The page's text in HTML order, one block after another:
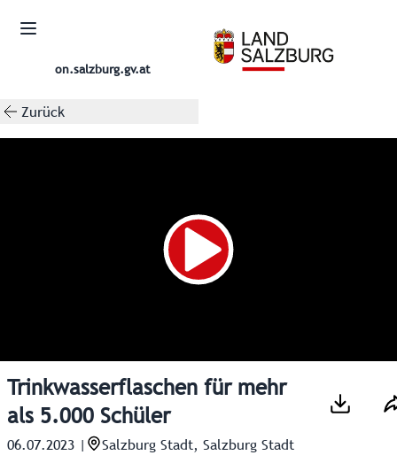
on.salzburg.gv.at
Zurück
Trinkwasserflaschen für mehr
als 5.000 Schüler
06.07.2023
Salzburg Stadt, Salzburg Stadt